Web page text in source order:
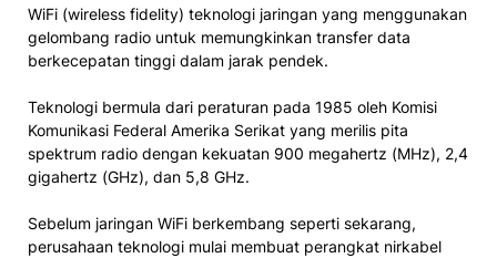
WiFi (wireless fidelity) teknologi jaringan yang menggunakan
gelombang radio untuk memungkinkan transfer data
berkecepatan tinggi dalam jarak pendek.
Teknologi bermula dari peraturan pada 1985 oleh Komisi
Komunikasi Federal Amerika Serikat yang merilis pita
spektrum radio dengan kekuatan 900 megahertz (MHz), 2,4
gigahertz (GHz), dan 5,8 GHz.
Sebelum jaringan WiFi berkembang seperti sekarang,
perusahaan teknologi mulai membuat perangkat nirkabel